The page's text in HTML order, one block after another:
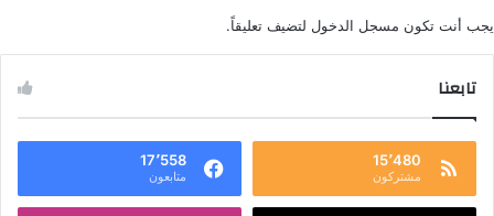
يجب أنت تكون مسجل الدخول لتضيف تعليقاً.
تابعنا
15٬480
مشتركون
17٬558
متابعون